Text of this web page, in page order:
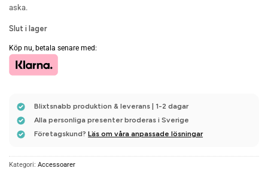
aska.
Slut i lager
Köp nu, betala senare med:
Blixtsnabb produktion & leverans | 1-2 dagar
Alla personliga presenter broderas i Sverige
Företagskund?Läs om våra anpassade lösningar
Kategori: Accessoarer